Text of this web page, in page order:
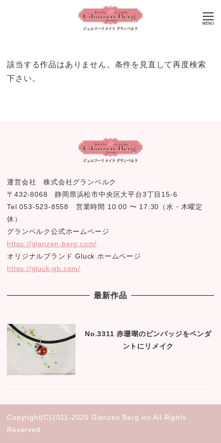
MENU
該当する作品はありません。条件を見直して再度検索
下さい。
運営会社 株式会社グランベルク
〒432-8068 静岡県浜松市中央区大平台3丁目15-6
Tel 053-523-8558 営業時間 10:00 〜 17:30（水・木曜定
休）
グランベルク公式ホームページ
https://glanzen-berg.com/
オリジナルブランド Gluck ホームページ
https://gluck-gb.com/
最新作品
No.3311 赤珊瑚のピンバッジをペンダ
ントにリメイク
Copyright(C)2011-2020 Glanzen Berg.inc All Rights
Reserved.